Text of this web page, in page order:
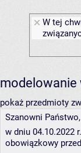
W tej
modelowanie
pokaż przedmioty
Szanowni Państwo,
w dniu 04.10.2022
obowiązkowy